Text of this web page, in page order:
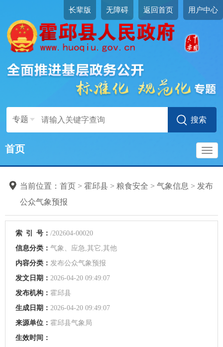
长辈版 无障碍 返回首页 用户中心
专题
首页
当前位置： 首页 > 霍邱县 > 粮食安全 > 气象信息 > 发布
公众气象预报
索 引 号： /202604-00020
信息分类： 气象、应急,其它,其他
内容分类： 发布公众气象预报
发文日期： 2026-04-20 09:49:07
发布机构： 霍邱县
生成日期： 2026-04-20 09:49:07
来源单位： 霍邱县气象局
生效时间：